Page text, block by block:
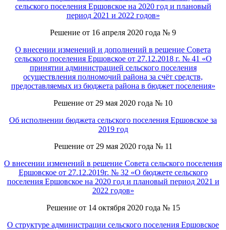
сельского поселения Ершовское на 2020 год и плановый
период 2021 и 2022 годов»
Решение от 16 апреля 2020 года № 9
О внесении изменений и дополнений в решение Совета
сельского поселения Ершовское от 27.12.2018 г. № 41 «О
принятии администрацией сельского поселения
осуществления полномочий района за счёт средств,
предоставляемых из бюджета района в бюджет поселения»
Решение от 29 мая 2020 года № 10
Об исполнении бюджета сельского поселения Ершовское за
2019 год
Решение от 29 мая 2020 года № 11
О внесении изменений в решение Совета сельского поселения
Ершовское от 27.12.2019г. № 32 «О бюджете сельского
поселения Ершовское на 2020 год и плановый период 2021 и
2022 годов»
Решение от 14 октября 2020 года № 15
О структуре администрации сельского поселения Ершовское